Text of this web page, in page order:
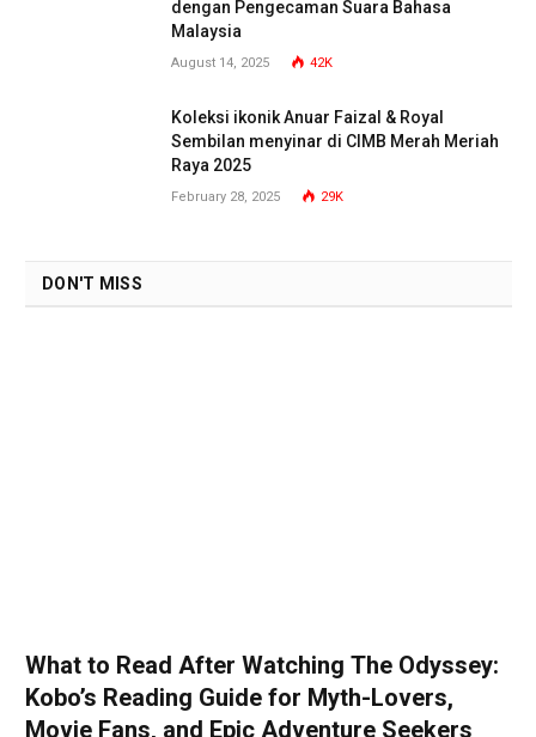
dengan Pengecaman Suara Bahasa
Malaysia
August 14, 2025 42K
Koleksi ikonik Anuar Faizal & Royal
Sembilan menyinar di CIMB Merah Meriah
Raya 2025
February 28, 2025 29K
DON'T MISS
What to Read After Watching The Odyssey:
Kobo’s Reading Guide for Myth-Lovers,
Movie Fans, and Epic Adventure Seekers